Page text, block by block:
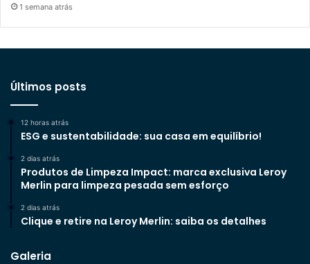
1 semana atrás
Últimos posts
12 horas atrás
ESG e sustentabilidade: sua casa em equilíbrio!
2 dias atrás
Produtos de Limpeza Impact: marca exclusiva Leroy
Merlin para limpeza pesada sem esforço
2 dias atrás
Clique e retire na Leroy Merlin: saiba os detalhes
Galeria